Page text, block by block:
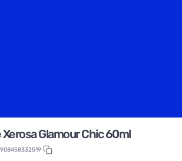
Xerosa Glamour Chic 60ml